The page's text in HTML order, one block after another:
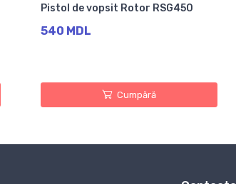
Pistol de vopsit Rotor RSG450
540 MDL
Cumpără